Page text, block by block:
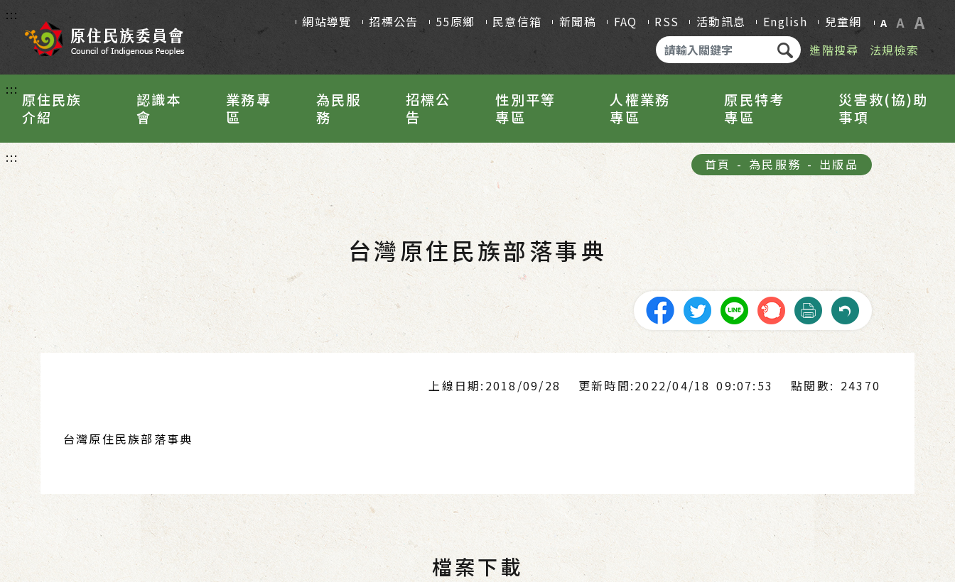
::: 網站導覽 招標公告 55原鄉 民意信箱 新聞稿 FAQ RSS 活動訊息 English 兒童網 A A A
進階搜尋 法規檢索
:::
原住民族
介紹
認識本
會
業務專
區
為民服
務
招標公
告
性別平等
專區
人權業務
專區
原民特考
專區
災害救(協)助
事項
::: 首頁 - 為民服務 - 出版品
台灣原住民族部落事典
上線日期:2018/09/28 更新時間:2022/04/18 09:07:53 點閱數: 24370
台灣原住民族部落事典
檔案下載